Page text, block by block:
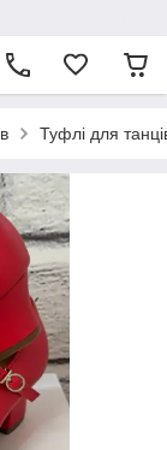
Туфлі для